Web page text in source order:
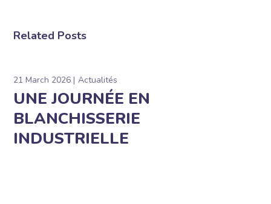
Related Posts
21 March 2026 Actualités
UNE JOURNÉE EN
BLANCHISSERIE
INDUSTRIELLE